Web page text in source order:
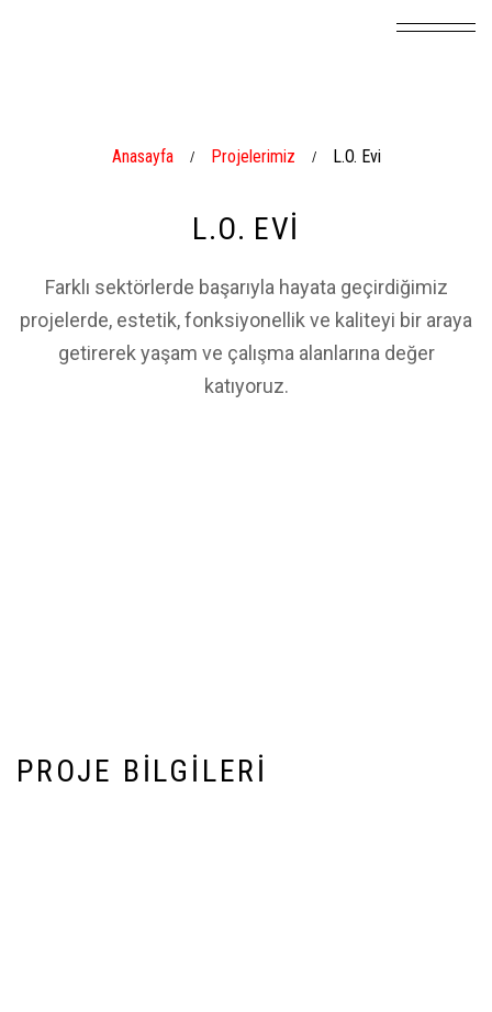
Anasayfa / Projelerimiz / L.O. Evi
L.O. EVI
Farklı sektörlerde başarıyla hayata geçirdiğimiz
projelerde, estetik, fonksiyonellik ve kaliteyi bir araya
getirerek yaşam ve çalışma alanlarına değer
katıyoruz.
PROJE BILGILERI